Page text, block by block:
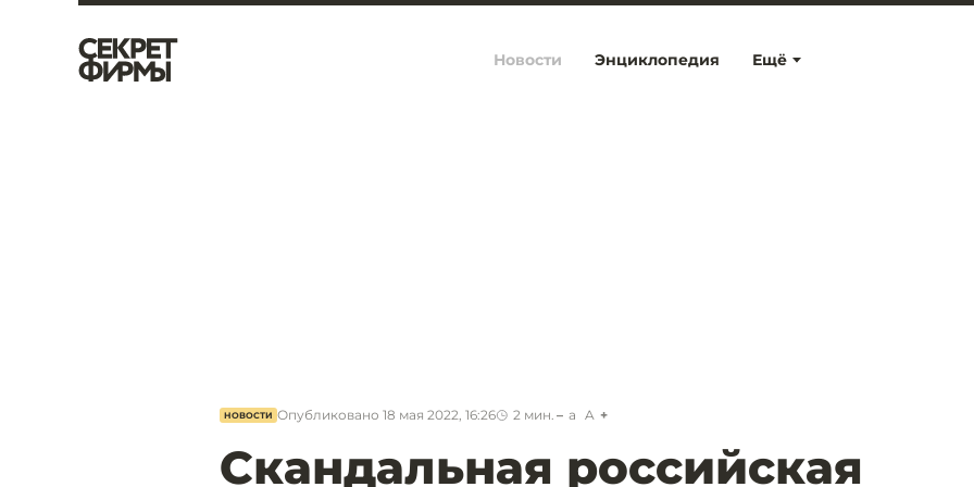
Ещё
Новости Энциклопедия
НОВОСТИ Опубликовано 18 мая 2022, 16:26 2 мин. a A
Скандальная российская